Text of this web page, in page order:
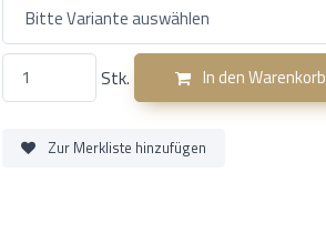
Stk. In den Warenkorb
Zur Merkliste hinzufügen